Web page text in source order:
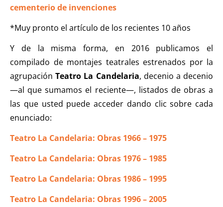
cementerio de invenciones
*Muy pronto el artículo de los recientes 10 años
Y de la misma forma, en 2016 publicamos el
compilado de montajes teatrales estrenados por la
agrupaciónTeatro La Candelaria, decenio a decenio
—al que sumamos el reciente—, listados de obras a
las que usted puede acceder dando clic sobre cada
enunciado:
Teatro La Candelaria: Obras 1966 – 1975
Teatro La Candelaria: Obras 1976 – 1985
Teatro La Candelaria: Obras 1986 – 1995
Teatro La Candelaria: Obras 1996 – 2005